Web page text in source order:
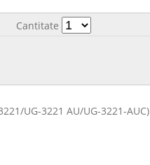
Cantitate
UG-3221 AU/UG-3221-AUC)